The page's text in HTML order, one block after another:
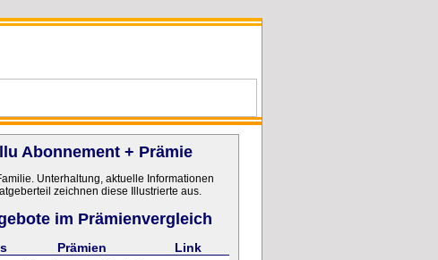
Abonnement + Prämie
Unterhaltung, aktuelle Informationen
zeichnen diese Illustrierte aus.
im Prämienvergleich
Prämien Link